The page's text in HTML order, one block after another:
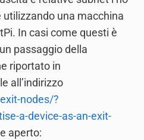
una macchina
In casi come questi è
passaggio della
riportato in
all’indirizzo
nodes/?
a-device-as-an-exit-
aperto: